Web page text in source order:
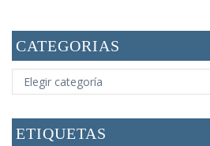
CATEGORIAS
CATEGORIAS
ETIQUETAS